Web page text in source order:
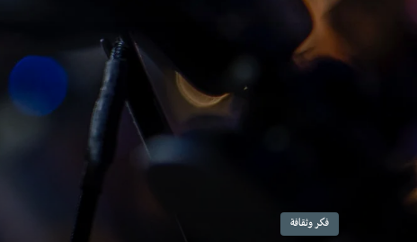
فكر وثقافة